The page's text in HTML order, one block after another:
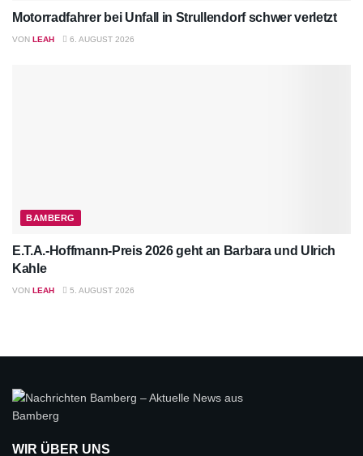
Motorradfahrer bei Unfall in Strullendorf schwer verletzt
VON LEAH 6. AUGUST 2026
BAMBERG
E.T.A.-Hoffmann-Preis 2026 geht an Barbara und Ulrich
Kahle
VON LEAH 5. AUGUST 2026
WIR ÜBER UNS